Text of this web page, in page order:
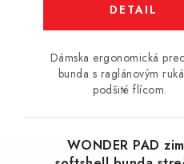
DETAIL
Dámska ergonomická
bunda s raglánovým
podšité flícom.
WONDER PAD